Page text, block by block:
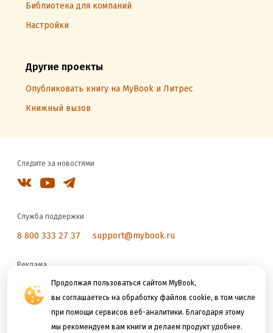
Продолжая пользоваться сайтом MyBook,
вы соглашаетесь на обработку файлов cookie, в том числе
при помощи сервисов веб-аналитики. Благодаря этому
мы рекомендуем вам книги и делаем продукт удобнее.
Библиотека для компаний
Настройки
Другие проекты
Опубликовать книгу на MyBook и Литрес
Книжный вызов
Следите за новостями
Служба поддержки
8 800 333 27 37 support@mybook.ru
Реклама
reklama@litres.ru
Мы принимаем к оплате